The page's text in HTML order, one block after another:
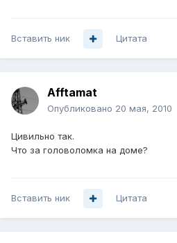
Вставить ник Цитата
Afftamat
Опубликовано 20 мая, 2010
Цивильно так.
Что за головоломка на доме?
Вставить ник Цитата